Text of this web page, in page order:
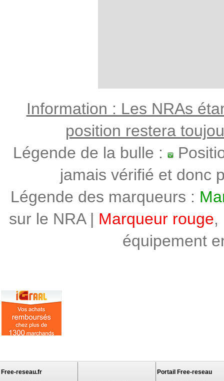
Information : Les NRAs
position restera
Légende de la bulle :
jamais vérifié et donc
Légende des marqueurs :
sur le NRA | Marqueur rouge,
équipement
Free-reseau.fr Portail Free-reseau